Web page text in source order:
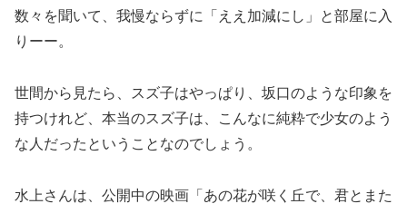
数々を聞いて、我慢ならずに「ええ加減にし」と部屋に入
りーー。
世間から見たら、スズ子はやっぱり、坂口のような印象を
持つけれど、本当のスズ子は、こんなに純粋で少女のよう
な人だったということなのでしょう。
水上さんは、公開中の映画「あの花が咲く丘で、君とまた